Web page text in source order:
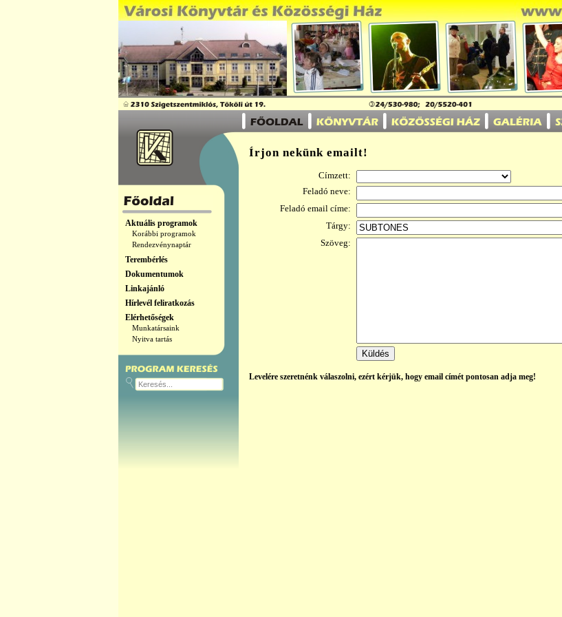
Aktuális programok
Korábbi programok
Rendezvénynaptár
Terembérlés
Dokumentumok
Linkajánló
Hírlevél feliratkozás
Elérhetőségek
Munkatársaink
Nyitva tartás
Írjon nekünk emailt!
Címzett:
Feladó neve:
Feladó email címe:
Tárgy:
Szöveg:
Levelére szeretnénk válaszolni, ezért kérjük, hogy email címét pontosan adja meg!